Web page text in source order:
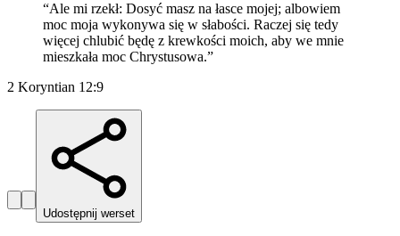
“Ale mi rzekł: Dosyć masz na łasce mojej; albowiem
moc moja wykonywa się w słabości. Raczej się tedy
więcej chlubić będę z krewkości moich, aby we mnie
mieszkała moc Chrystusowa.”
2 Koryntian 12:9
Udostępnij werset